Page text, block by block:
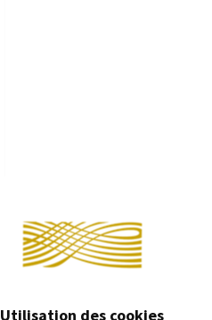
Utilisation des cookies